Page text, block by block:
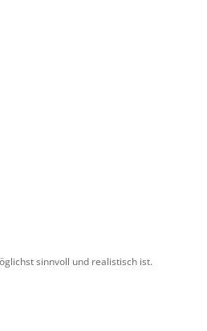
sinnvoll und realistisch ist.